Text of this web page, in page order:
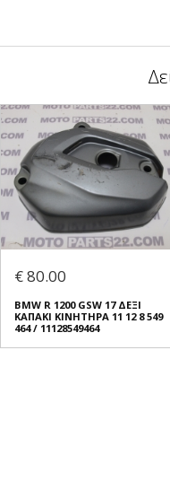
€ 80.00
BMW R 1200 GSW 17 ΔΕΞΙ
ΚΑΠΑΚΙ ΚΙΝΗΤΗΡΑ 11 12 8 549
464 / 11128549464